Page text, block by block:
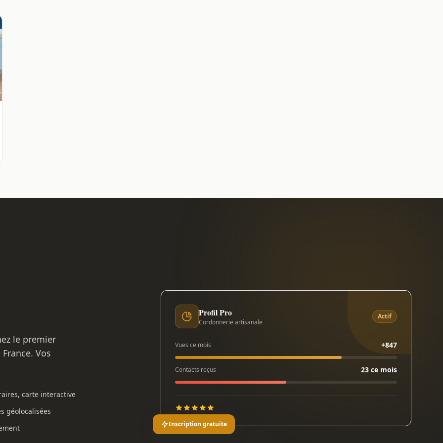
le premier
Vos
carte interactive
géolocalisées
Profil Pro
Cordonnerie artisanale
Actif
Vues ce mois +847
Contacts reçus 23 ce mois
Inscription gratuite